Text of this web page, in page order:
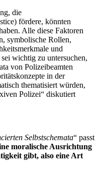
die
fördere, könnten
Alle diese Faktoren
symbolische Rollen,
und
wichtig zu untersuchen,
von Polizeibeamten
in der
thematisiert würden,
Polizei“ diskutiert
Selbstschemata“ passt
moralische Ausrichtung
gibt, also eine Art